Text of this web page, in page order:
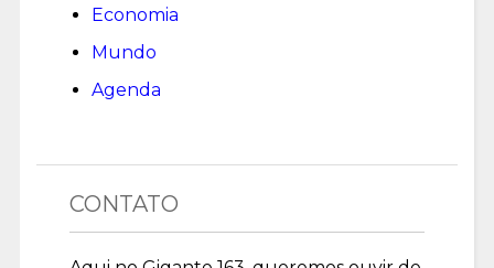
Economia
Mundo
Agenda
CONTATO